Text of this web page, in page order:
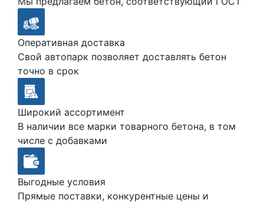
Оперативная доставка
Свой автопарк позволяет доставлять бетон
точно в срок
Широкий ассортимент
В наличии все марки товарного бетона, в том
числе с добавками
Выгодные условия
Прямые поставки, конкурентные цены и